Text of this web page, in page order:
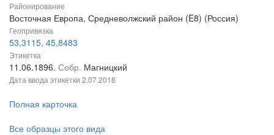
Районирование
Восточная Европа, Средневолжский район (E8) (Россия)
Геопривязка
53,3115, 45,8483
Этикетка
11.06.1896. Собр. Магницкий
Дата ввода этикетки 2.07.2018
Полная карточка
Все образцы этого вида